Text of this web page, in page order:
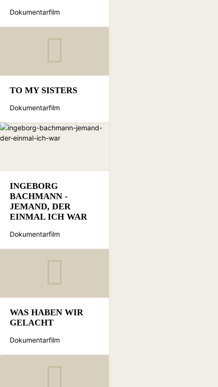
Dokumentarfilm
TO MY SISTERS
Dokumentarfilm
INGEBORG
BACHMANN -
JEMAND, DER
EINMAL ICH WAR
Dokumentarfilm
WAS HABEN WIR
GELACHT
Dokumentarfilm